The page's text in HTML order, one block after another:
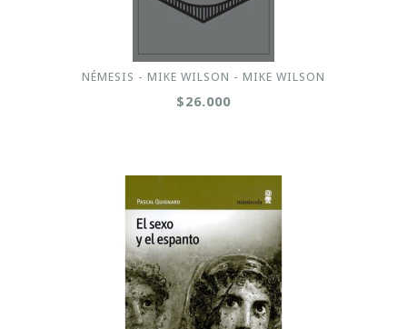
NÉMESIS - MIKE WILSON - MIKE WILSON
$26.000